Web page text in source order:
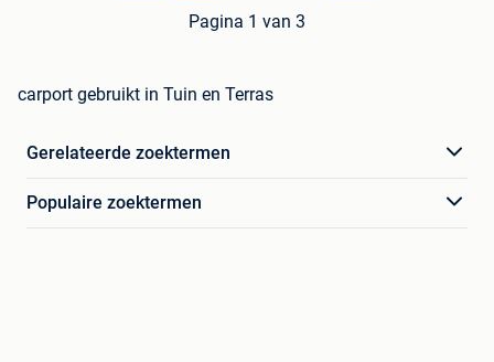
Pagina 1 van 3
carport gebruikt in Tuin en Terras
Gerelateerde zoektermen
Populaire zoektermen